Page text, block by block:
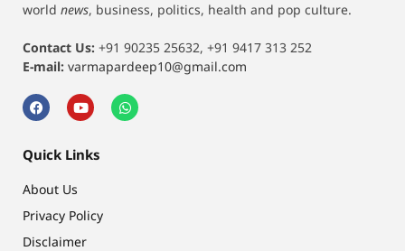
world news, business, politics, health and pop culture.
Contact Us: +91 90235 25632, +91 9417 313 252
E-mail: varmapardeep10@gmail.com
Quick Links
About Us
Privacy Policy
Disclaimer